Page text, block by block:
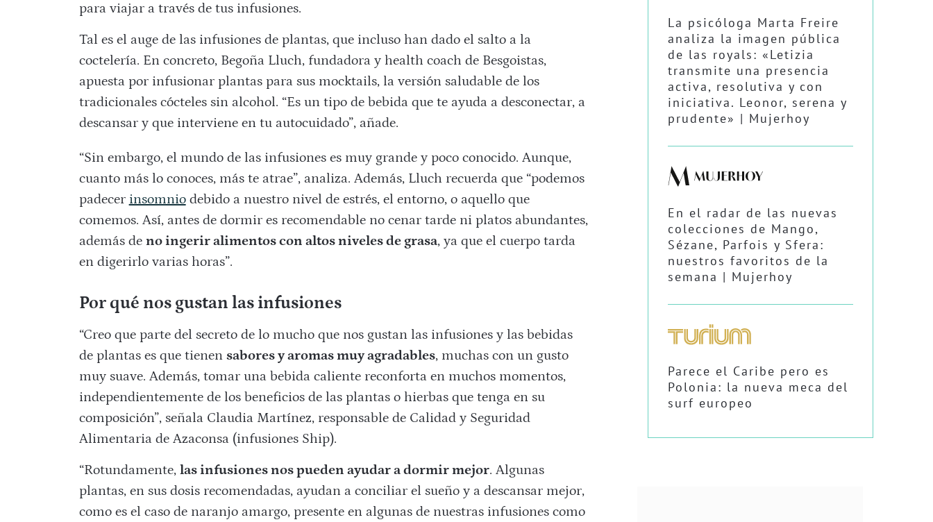
para viajar a través de tus infusiones.
Tal es el auge de las infusiones de plantas, que incluso han dado el salto a la
coctelería. En concreto, Begoña Lluch, fundadora y health coach de Besgoistas,
apuesta por infusionar plantas para sus mocktails, la versión saludable de los
tradicionales cócteles sin alcohol. “Es un tipo de bebida que te ayuda a desconectar, a
descansar y que interviene en tu autocuidado”, añade.
“Sin embargo, el mundo de las infusiones es muy grande y poco conocido. Aunque,
cuanto más lo conoces, más te atrae”, analiza. Además, Lluch recuerda que “podemos
padecer insomniodebido a nuestro nivel de estrés, el entorno, o aquello que
comemos. Así, antes de dormir es recomendable no cenar tarde ni platos abundantes,
además de no ingerir alimentos con altos niveles de grasa, ya que el cuerpo tarda
en digerirlo varias horas”.
Por qué nos gustan las infusiones
“Creo que parte del secreto de lo mucho que nos gustan las infusiones y las bebidas
de plantas es que tienen sabores y aromas muy agradables, muchas con un gusto
muy suave. Además, tomar una bebida caliente reconforta en muchos momentos,
independientemente de los beneficios de las plantas o hierbas que tenga en su
composición”, señala Claudia Martínez, responsable de Calidad y Seguridad
Alimentaria de Azaconsa (infusiones Ship).
“Rotundamente, las infusiones nos pueden ayudar a dormir mejor. Algunas
plantas, en sus dosis recomendadas, ayudan a conciliar el sueño y a descansar mejor,
como es el caso de naranjo amargo, presente en algunas de nuestras infusiones como
La psicóloga Marta Freire
analiza la imagen pública
de las royals: «Letizia
transmite una presencia
activa, resolutiva y con
iniciativa. Leonor, serena y
prudente» | Mujerhoy
En el radar de las nuevas
colecciones de Mango,
Sézane, Parfois y Sfera:
nuestros favoritos de la
semana | Mujerhoy
Parece el Caribe pero es
Polonia: la nueva meca del
surf europeo